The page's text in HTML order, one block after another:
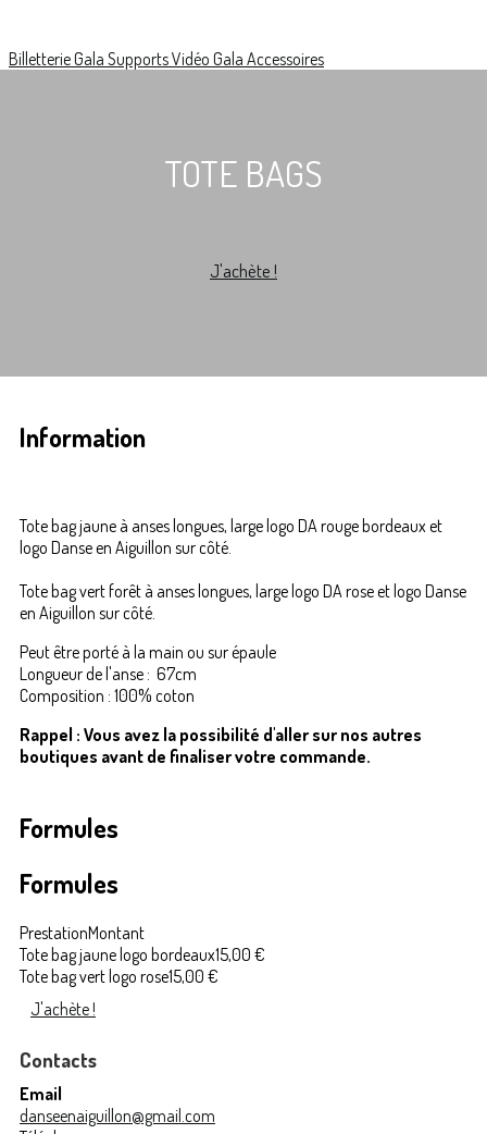
Billetterie Gala Supports Vidéo Gala Accessoires
TOTE BAGS
J'achète !
Information
Tote bag jaune à anses longues, large logo DA rouge bordeaux et
logo Danse en Aiguillon sur côté.
Tote bag vert forêt à anses longues, large logo DA rose et logo Danse
en Aiguillon sur côté.
Peut être porté à la main ou sur épaule
Longueur de l'anse : 67cm
Composition : 100% coton
Rappel : Vous avez la possibilité d'aller sur nos autres
boutiques avant de finaliser votre commande.
Formules
Formules
PrestationMontant
Tote bag jaune logo bordeaux15,00 €
Tote bag vert logo rose15,00 €
J'achète !
Contacts
Email
danseenaiguillon@gmail.com